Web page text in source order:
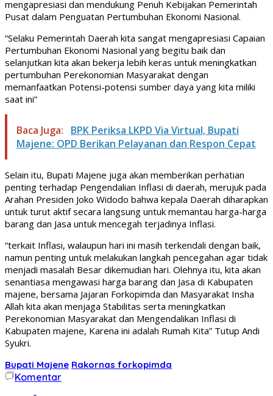
mengapresiasi dan mendukung Penuh Kebijakan Pemerintah
Pusat dalam Penguatan Pertumbuhan Ekonomi Nasional.
“Selaku Pemerintah Daerah kita sangat mengapresiasi Capaian
Pertumbuhan Ekonomi Nasional yang begitu baik dan
selanjutkan kita akan bekerja lebih keras untuk meningkatkan
pertumbuhan Perekonomian Masyarakat dengan
memanfaatkan Potensi-potensi sumber daya yang kita miliki
saat ini”
Baca Juga:
BPK Periksa LKPD Via Virtual, Bupati
Majene: OPD Berikan Pelayanan dan Respon Cepat
Selain itu, Bupati Majene juga akan memberikan perhatian
penting terhadap Pengendalian Inflasi di daerah, merujuk pada
Arahan Presiden Joko Widodo bahwa kepala Daerah diharapkan
untuk turut aktif secara langsung untuk memantau harga-harga
barang dan Jasa untuk mencegah terjadinya Inflasi.
“terkait Inflasi, walaupun hari ini masih terkendali dengan baik,
namun penting untuk melakukan langkah pencegahan agar tidak
menjadi masalah Besar dikemudian hari. Olehnya itu, kita akan
senantiasa mengawasi harga barang dan Jasa di Kabupaten
majene, bersama Jajaran Forkopimda dan Masyarakat Insha
Allah kita akan menjaga Stabilitas serta meningkatkan
Perekonomian Masyarakat dan Mengendalikan Inflasi di
Kabupaten majene, Karena ini adalah Rumah Kita” Tutup Andi
Syukri.
Bupati Majene Rakornas forkopimda
Komentar